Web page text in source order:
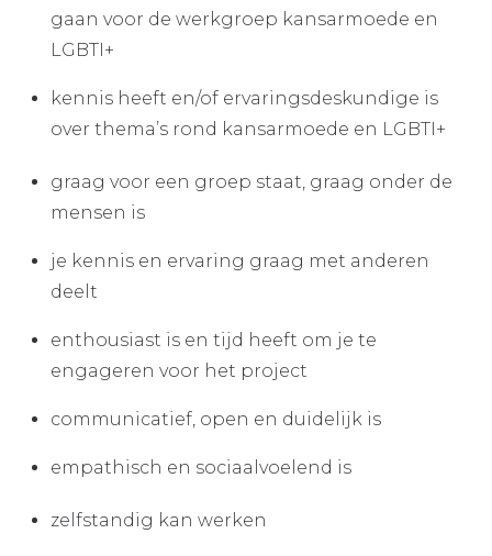
gaan voor de werkgroep kansarmoede en
LGBTI+
kennis heeft en/of ervaringsdeskundige is
over thema’s rond kansarmoede en LGBTI+
graag voor een groep staat, graag onder de
mensen is
je kennis en ervaring graag met anderen
deelt
enthousiast is en tijd heeft om je te
engageren voor het project
communicatief, open en duidelijk is
empathisch en sociaalvoelend is
zelfstandig kan werken